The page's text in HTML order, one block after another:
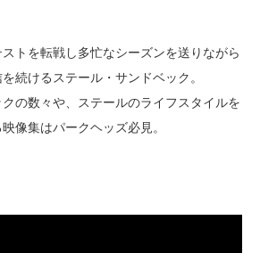
トを転戦し多忙なシーズンを送りながら
続けるステール・サンドベック。
の数々や、ステールのライフスタイルを
像集はパークヘッズ必見。